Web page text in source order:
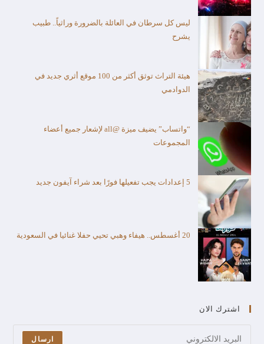
ليس كل سرطان في العائلة بالضرورة وراثياً.. طبيب
يشرح
هيئة التراث توثق أكثر من 100 موقع أثري جديد في
الدوادمي
“واتساب” يضيف ميزة @all لإشعار جميع أعضاء
المجموعات
5 إعدادات يجب تفعيلها فورًا بعد شراء آيفون جديد
20 أغسطس.. هيفاء وهبي تحيي حفلا غنائيا في السعودية
اشترك الان
ارسال